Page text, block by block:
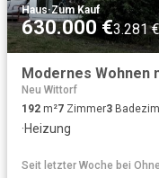
Haus·Zum Kauf
630.000 €3.281
Neu Wittorf
192 m²7 Zimmer3
·Heizung
Seit letzter Woche bei